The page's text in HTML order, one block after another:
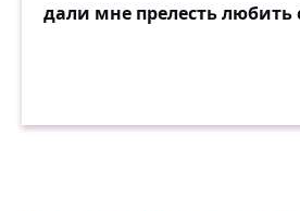
дали мне прелесть любить